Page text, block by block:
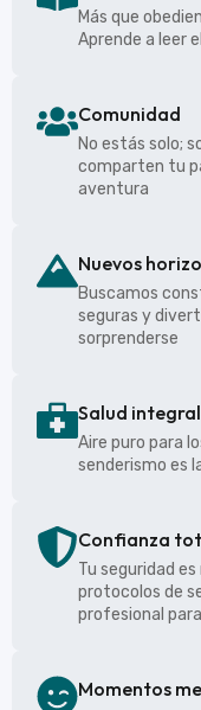
Más que
Aprende a leer
Comunidad
No estás solo;
comparten tu
aventura
Nuevos
Buscamos
seguras y
sorprenderse
Salud integral
Aire puro para
senderismo es
Confianza
Tu seguridad
protocolos de
profesional
Momentos